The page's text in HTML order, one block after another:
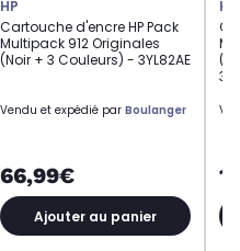
HP
Cartouche d'encre HP Pack
Multipack 912 Originales
(Noir + 3 Couleurs) - 3YL82AE
Vendu et expédié par Boulanger
66,99€
Ajouter au panier
HP